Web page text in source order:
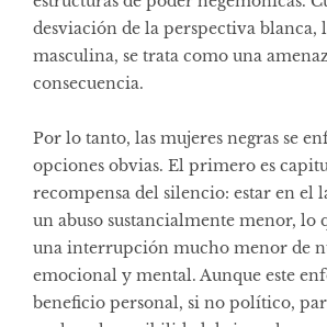
desviación de la perspectiva blanca,
masculina, se trata como una
consecuencia.
Por lo tanto, las mujeres negras se
opciones obvias. El primero es
recompensa del silencio: estar en el
un abuso sustancialmente menor, lo
una interrupción mucho menor de
emocional y mental. Aunque este
beneficio personal, si no político,